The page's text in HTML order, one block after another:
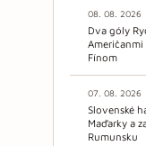
08. 08. 2026
Dva góly
Američanmi
Fínom
07. 08. 2026
Slovenské
Maďarky a
Rumunsku